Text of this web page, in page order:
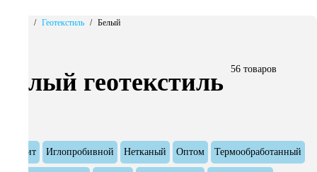
Геотекстиль Белый
Белый геотекстиль 56 товаров
Дорнит Иглопробивной Нетканый Оптом Термообработанный